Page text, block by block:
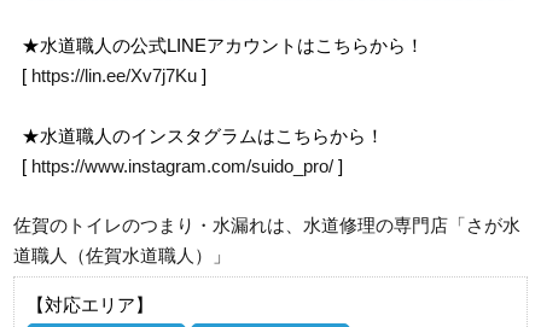
★水道職人の公式LINEアカウントはこちらから！
[ https://lin.ee/Xv7j7Ku ]
★水道職人のインスタグラムはこちらから！
[ https://www.instagram.com/suido_pro/ ]
佐賀のトイレのつまり・水漏れは、水道修理の専門店「さが水
道職人（佐賀水道職人）」
【対応エリア】